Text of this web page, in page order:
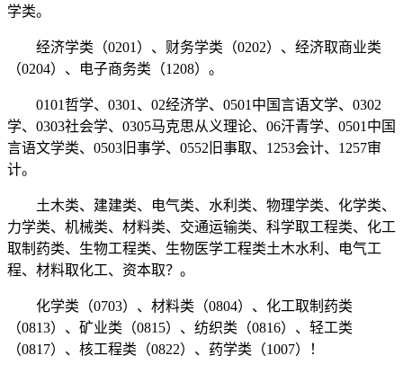
学类。
经济学类（0201）、财务学类（0202）、经济取商业类
（0204）、电子商务类（1208）。
0101哲学、0301、02经济学、0501中国言语文学、0302
学、0303社会学、0305马克思从义理论、06汗青学、0501中国
言语文学类、0503旧事学、0552旧事取、1253会计、1257审
计。
土木类、建建类、电气类、水利类、物理学类、化学类、
力学类、机械类、材料类、交通运输类、科学取工程类、化工
取制药类、生物工程类、生物医学工程类土木水利、电气工
程、材料取化工、资本取？。
化学类（0703）、材料类（0804）、化工取制药类
（0813）、矿业类（0815）、纺织类（0816）、轻工类
（0817）、核工程类（0822）、药学类（1007）！